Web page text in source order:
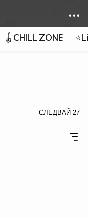
🪀CHILL ZONE
СЛЕДВАЙ 27